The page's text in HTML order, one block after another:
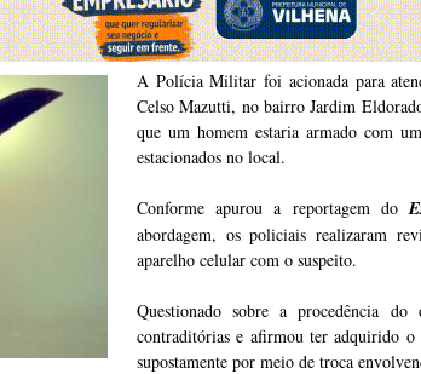
A Polícia Militar foi acionada para
Celso Mazutti, no bairro Jardim
que um homem estaria armado com
estacionados no local.
Conforme apurou a reportagem do
abordagem, os policiais realizaram
aparelho celular com o suspeito.
Questionado sobre a procedência do
contraditórias e afirmou ter adquirido
supostamente por meio de troca